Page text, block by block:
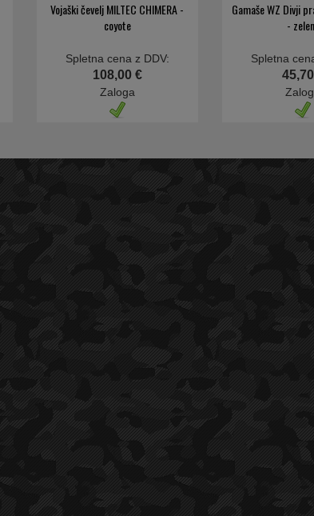
Vojaški čevelj MILTEC CHIMERA -
coyote
Spletna cena z DDV:
108,00 €
Zaloga
Gamaše WZ Divji
-
Spletna